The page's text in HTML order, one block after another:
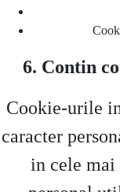
6. Contin
Cookie-urile
caracter
in cele